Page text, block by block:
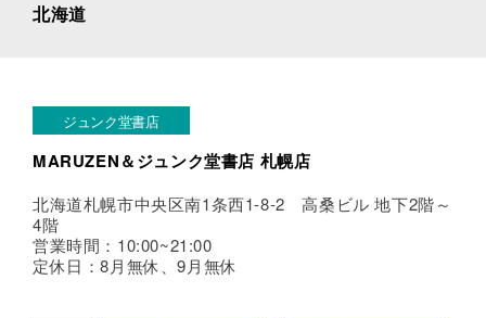
北海道
ジュンク堂書店
MARUZEN＆ジュンク堂書店 札幌店
北海道札幌市中央区南1条西1-8-2 高桑ビル 地下2階～
4階
営業時間：10:00~21:00
定休日：8月無休、9月無休